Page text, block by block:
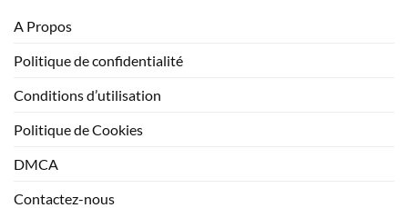
A Propos
Politique de confidentialité
Conditions d’utilisation
Politique de Cookies
DMCA
Contactez-nous